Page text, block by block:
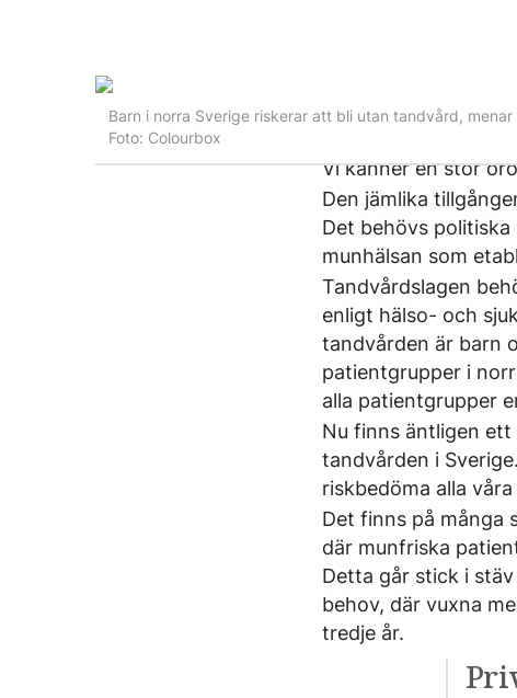
Barn i norra Sverige riskerar att bli utan tandvård,
Foto: Colourbox
Vi känner en stor
Den jämlika
Det behövs
munhälsan som
Tandvårdslagen
enligt hälso- och
tandvården är barn
patientgrupper i
alla patientgrupper
Nu finns äntligen
tandvården i
riskbedöma alla
Det finns på många
där munfriska
Detta går stick i
behov, där vuxna
tredje år.